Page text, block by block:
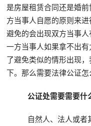
是房屋租赁合同还是婚
方当事人自愿的原则来
避免的会出现双方当事
一方当事人如果拿不出
了避免类似的情形出现
下。那么需要法律公证怎
公证处需要需要什
自然人、法人或者